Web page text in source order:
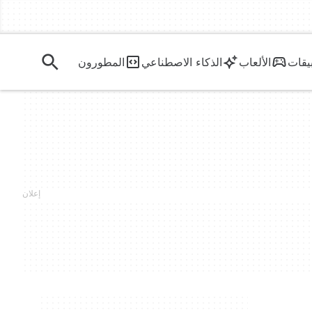
الألعاب الذكاء الاصطناعي المطورون